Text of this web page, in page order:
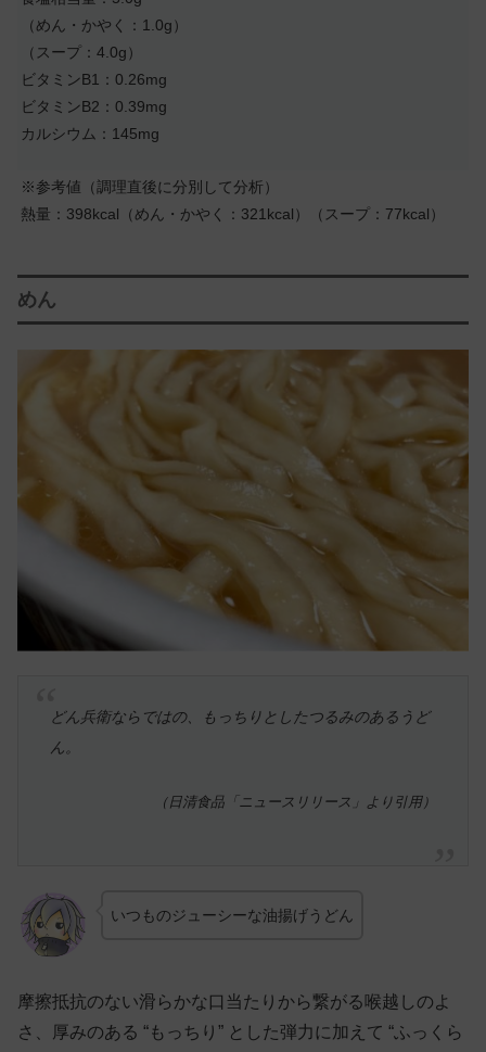
（めん・かやく：1.0g）
（スープ：4.0g）
ビタミンB1：0.26mg
ビタミンB2：0.39mg
カルシウム：145mg
※参考値（調理直後に分別して分析）
熱量：398kcal（めん・かやく：321kcal）（スープ：77kcal）
めん
どん兵衛ならではの、もっちりとしたつるみのあるうど
ん。
（日清食品「ニュースリリース」より引用）
いつものジューシーな油揚げうどん
摩擦抵抗のない滑らかな口当たりから繋がる喉越しのよ
さ、厚みのある “もっちり” とした弾力に加えて “ふっくら